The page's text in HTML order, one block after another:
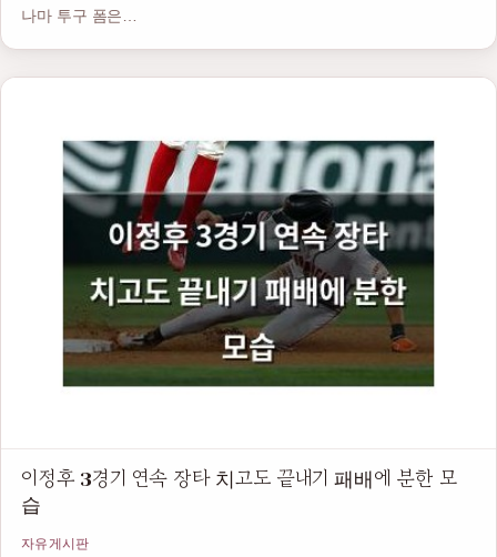
나마 투구 폼은…
이정후 3경기 연속 장타 치고도 끝내기 패배에 분한 모
습
자유게시판